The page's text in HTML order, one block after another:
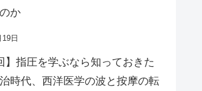
か
日
】指圧を学ぶなら知っておきた
時代、西洋医学の波と按摩の転